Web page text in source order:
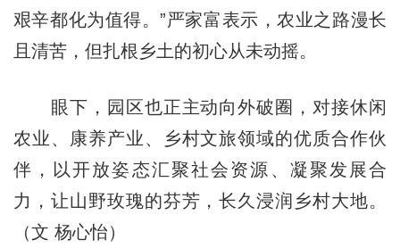
艰辛都化为值得。”严家富表示，农业之路漫长
且清苦，但扎根乡土的初心从未动摇。
眼下，园区也正主动向外破圈，对接休闲
农业、康养产业、乡村文旅领域的优质合作伙
伴，以开放姿态汇聚社会资源、凝聚发展合
力，让山野玫瑰的芬芳，长久浸润乡村大地。
（文 杨心怡）